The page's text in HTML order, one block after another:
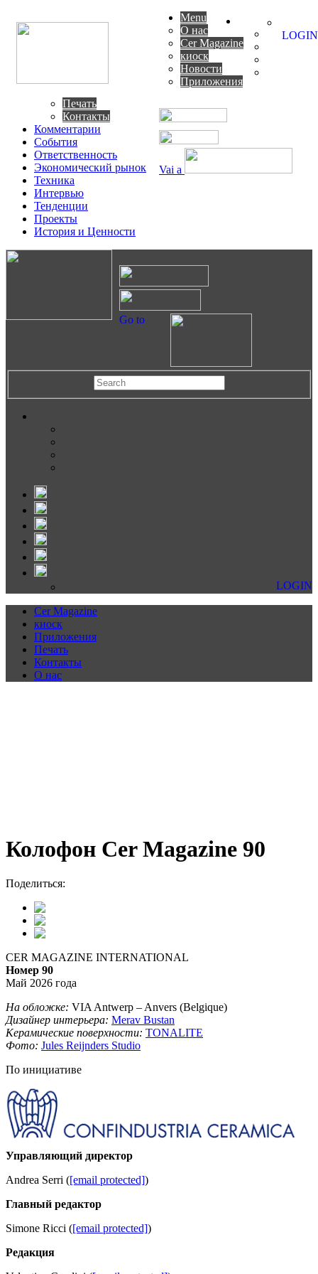
Vai a
Menu
О нас
Cer Magazine
киоск
Новости
Приложения
Печать
Контакты
Комментарии
События
Ответственность
Экономический рынок
Техника
Интервью
Тенденции
Проекты
История и Ценности
LOGIN
Go to
LOGIN
Cer Magazine
киоск
Приложения
Печать
Контакты
О нас
Колофон Cer Magazine 90
Поделиться:
CER MAGAZINE INTERNATIONAL
Номер 90
Май 2026 года
На обложке: VIA Antwerp – Anvers (Belgique)
Дизайнер интерьера: Merav Bustan
Керамические поверхности: TONALITE
Фото: Jules Reijnders Studio
По инициативе
Управляющий директор
Andrea Serri ([email protected])
Главный редактор
Simone Ricci ([email protected])
Редакция